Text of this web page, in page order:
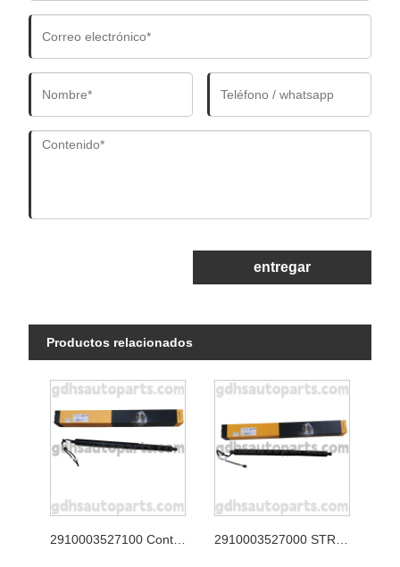
entregar
Productos relacionados
2910003527100 Continental Tailgate Strut para Jaguar XJ, Jaguar F-Pace Oe no. T4A49350